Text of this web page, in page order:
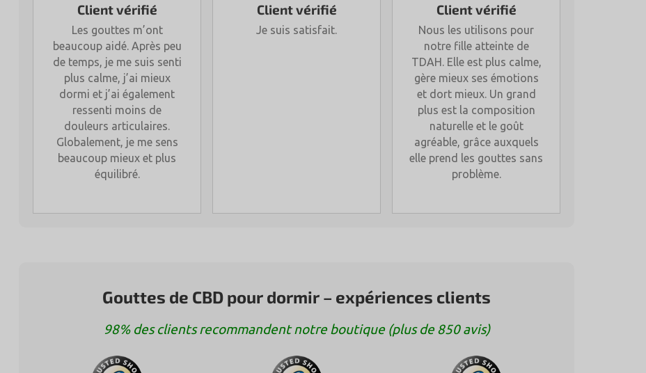
Client vérifié
Les gouttes m’ont
beaucoup aidé. Après peu
de temps, je me suis senti
plus calme, j’ai mieux
dormi et j’ai également
ressenti moins de
douleurs articulaires.
Globalement, je me sens
beaucoup mieux et plus
équilibré.
Client vérifié
Je suis satisfait.
Client vérifié
Nous les utilisons pour
notre fille atteinte de
TDAH. Elle est plus calme,
gère mieux ses émotions
et dort mieux. Un grand
plus est la composition
naturelle et le goût
agréable, grâce auxquels
elle prend les gouttes sans
problème.
Gouttes de CBD pour dormir – expériences clients
98% des clients recommandent notre boutique (plus de 850 avis)